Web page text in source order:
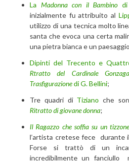
La Madonna con il Bambino
inizialmente fu attribuito al
utilizzo di una tecnica molto
santa che evoca una certa
una pietra bianca e un
Dipinti del Trecento e
Rtratto del Cardinale Gonzaga
Trasfigurazionedi G. Bellini;
Tre quadri di Tiziano che
Ritratto di giovane donna;
Il Ragazzo che soffia su un
l’artista cretese fece durante
Forse si trattò di un
incredibilmente un fanciullo